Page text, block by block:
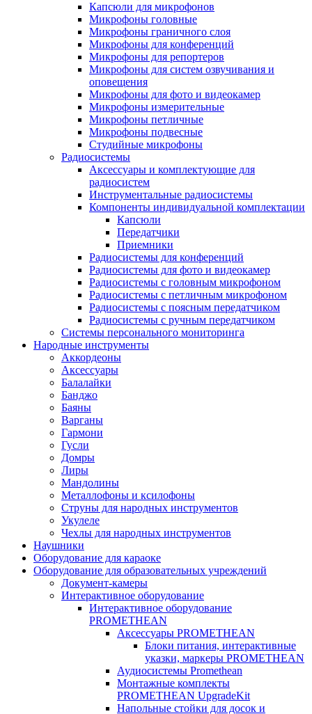
Капсюли для микрофонов
Микрофоны головные
Микрофоны граничного слоя
Микрофоны для конференций
Микрофоны для репортеров
Микрофоны для систем озвучивания и
оповещения
Микрофоны для фото и видеокамер
Микрофоны измерительные
Микрофоны петличные
Микрофоны подвесные
Студийные микрофоны
Радиосистемы
Аксессуары и комплектующие для
радиосистем
Инструментальные радиосистемы
Компоненты индивидуальной комплектации
Капсюли
Передатчики
Приемники
Радиосистемы для конференций
Радиосистемы для фото и видеокамер
Радиосистемы с головным микрофоном
Радиосистемы с петличным микрофоном
Радиосистемы с поясным передатчиком
Радиосистемы с ручным передатчиком
Системы персонального мониторинга
Народные инструменты
Аккордеоны
Аксессуары
Балалайки
Банджо
Баяны
Варганы
Гармони
Гусли
Домры
Лиры
Мандолины
Металлофоны и ксилофоны
Струны для народных инструментов
Укулеле
Чехлы для народных инструментов
Наушники
Оборудование для караоке
Оборудование для образовательных учреждений
Документ-камеры
Интерактивное оборудование
Интерактивное оборудование
PROMETHEAN
Аксессуары PROMETHEAN
Блоки питания, интерактивные
указки, маркеры PROMETHEAN
Аудиосистемы Promethean
Монтажные комплекты
PROMETHEAN UpgradeKit
Напольные стойки для досок и